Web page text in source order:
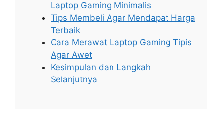
Laptop Gaming Minimalis
Tips Membeli Agar Mendapat Harga
Terbaik
Cara Merawat Laptop Gaming Tipis
Agar Awet
Kesimpulan dan Langkah
Selanjutnya